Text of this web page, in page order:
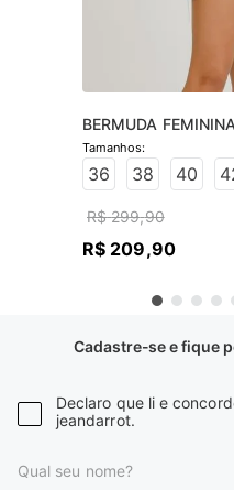
BERMUDA
CLARO
36 38 40
R$ 299,90
R$ 209,90
Cadastre-se e fique
Declaro que li e
jeandarrot.